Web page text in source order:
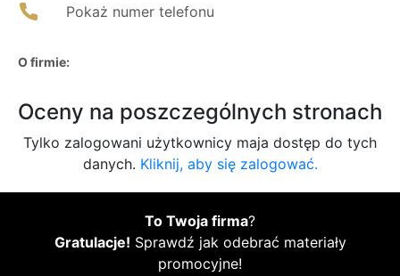
Pokaż numer telefonu
O firmie:
Oceny na poszczególnych stronach
Tylko zalogowani użytkownicy maja dostęp do tych
danych. Kliknij, aby się zalogować.
To Twoja firma?
Gratulacje! Sprawdź jak odebrać materiały
promocyjne!